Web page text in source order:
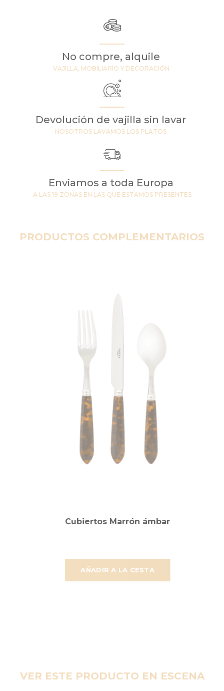
No compre, alquile
VAJILLA, MOBILIARIO Y DECORACIÓN
Devolución de vajilla sin lavar
NOSOTROS LAVAMOS LOS PLATOS
Enviamos a toda Europa
A LAS 19 ZONAS EN LAS QUE ESTAMOS PRESENTES
PRODUCTOS COMPLEMENTARIOS
AÑADIR A LA CESTA
Cubiertos Marrón ámbar
VER ESTE PRODUCTO EN ESCENA